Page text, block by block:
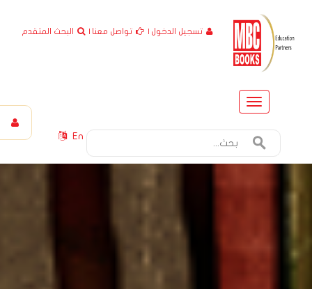
| البحث المتقدم | تواصل معنا تسجيل الدخول
Toggle
navigation
En